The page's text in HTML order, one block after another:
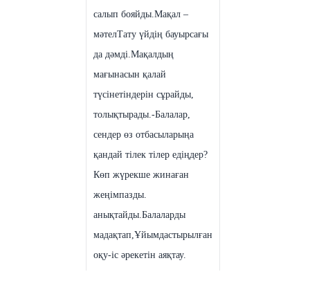
салып бояйды. Мақал –
мәтелТату үйдің бауырсағы
да дәмді. Мақалдың
мағынасын қалай
түсінетіндерін сұрайды,
толықтырады. -Балалар,
сендер өз отбасыларыңа
қандай тілек тілер едіңдер?
Көп жүрекше жинаған
жеңімпазды.
анықтайды.Балаларды
мадақтап,Ұйымдастырылған
оқу-іс әрекетін аяқтау.